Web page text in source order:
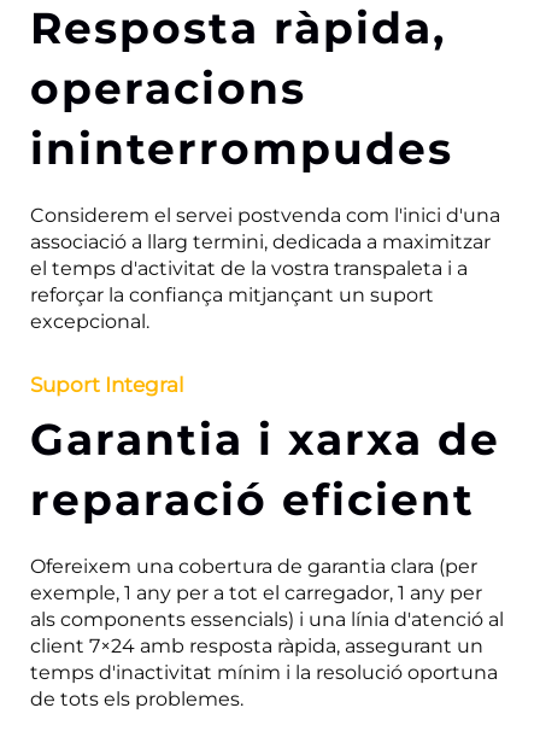
Resposta ràpida,
operacions
ininterrompudes
Considerem el servei postvenda com l'inici d'una
associació a llarg termini, dedicada a maximitzar
el temps d'activitat de la vostra transpaleta i a
reforçar la confiança mitjançant un suport
excepcional.
Suport Integral
Garantia i xarxa de
reparació eficient
Ofereixem una cobertura de garantia clara (per
exemple, 1 any per a tot el carregador, 1 any per
als components essencials) i una línia d'atenció al
client 7×24 amb resposta ràpida, assegurant un
temps d'inactivitat mínim i la resolució oportuna
de tots els problemes.